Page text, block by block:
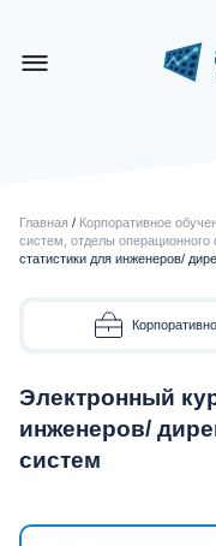
Главная / Корпоративное
систем, отделы операционного
статистики для инженеров/
Электронный
инженеров/
систем